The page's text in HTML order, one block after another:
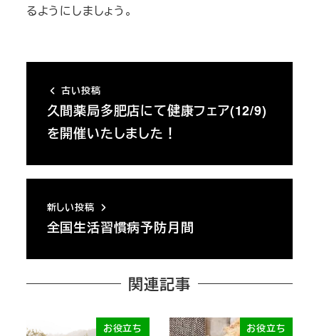
るようにしましょう。
古い投稿
久間薬局多肥店にて健康フェア(12/9)
を開催いたしました！
新しい投稿
全国生活習慣病予防月間
関連記事
お役立ち お役立ち